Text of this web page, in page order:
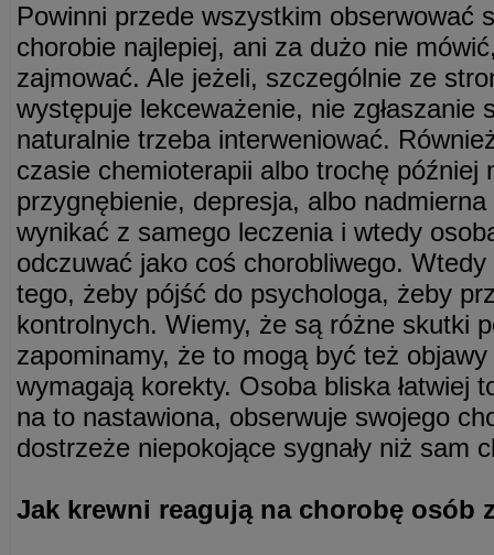
Powinni przede wszystkim obserwować
chorobie najlepiej, ani za dużo nie
zajmować. Ale jeżeli, szczególnie ze
występuje lekceważenie, nie zgłaszanie
naturalnie trzeba interweniować.
czasie chemioterapii albo trochę
przygnębienie, depresja, albo
wynikać z samego leczenia i wtedy
odczuwać jako coś chorobliwego.
tego, żeby pójść do psychologa, żeby
kontrolnych. Wiemy, że są różne skutki
zapominamy, że to mogą być też
wymagają korekty. Osoba bliska łatwiej
na to nastawiona, obserwuje swojego
dostrzeże niepokojące sygnały niż sam
Jak krewni reagują na chorobę osób